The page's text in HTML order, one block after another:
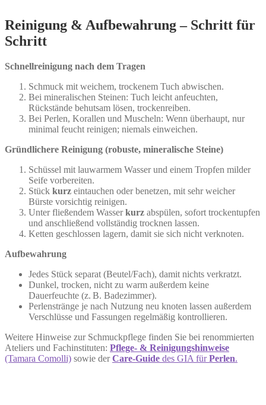
Reinigung & Aufbewahrung – Schritt für
Schritt
Schnellreinigung nach dem Tragen
Schmuck mit weichem, trockenem Tuch abwischen.
Bei mineralischen Steinen: Tuch leicht anfeuchten,
Rückstände behutsam lösen, trockenreiben.
Bei Perlen, Korallen und Muscheln: Wenn überhaupt, nur
minimal feucht reinigen; niemals einweichen.
Gründlichere Reinigung (robuste, mineralische Steine)
Schüssel mit lauwarmem Wasser und einem Tropfen milder
Seife vorbereiten.
Stück kurz eintauchen oder benetzen, mit sehr weicher
Bürste vorsichtig reinigen.
Unter fließendem Wasserkurz abspülen, sofort trockentupfen
und anschließend vollständig trocknen lassen.
Ketten geschlossen lagern, damit sie sich nicht verknoten.
Aufbewahrung
Jedes Stück separat (Beutel/Fach), damit nichts verkratzt.
Dunkel, trocken, nicht zu warm außerdem keine
Dauerfeuchte (z. B. Badezimmer).
Perlenstränge je nach Nutzung neu knoten lassen außerdem
Verschlüsse und Fassungen regelmäßig kontrollieren.
Weitere Hinweise zur Schmuckpflege finden Sie bei renommierten
Ateliers und Fachinstituten: Pflege- & Reinigungshinweise
(Tamara Comolli) sowie derCare-Guide des GIA fürPerlen.